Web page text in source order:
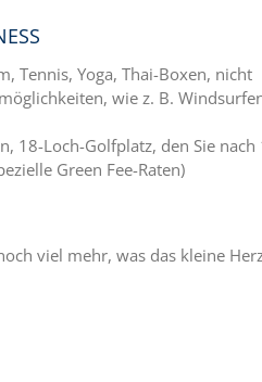
Tennis, Yoga, Thai-Boxen, nicht
wie z. B.
18-Loch-Golfplatz, den Sie nach
Green Fee-Raten)
viel mehr, was das kleine